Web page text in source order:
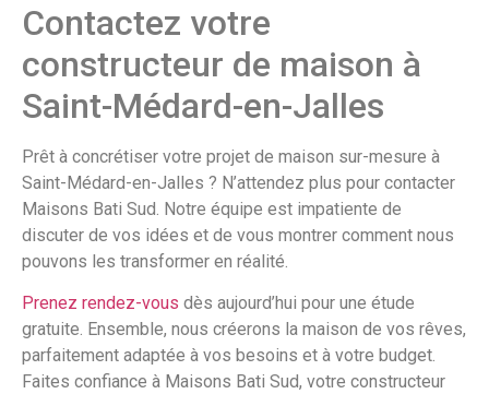
Contactez votre
constructeur de maison à
Saint-Médard-en-Jalles
Prêt à concrétiser votre projet de maison sur-mesure à
Saint-Médard-en-Jalles ? N’attendez plus pour contacter
Maisons Bati Sud. Notre équipe est impatiente de
discuter de vos idées et de vous montrer comment nous
pouvons les transformer en réalité.
Prenez rendez-vous dès aujourd’hui pour une étude
gratuite. Ensemble, nous créerons la maison de vos rêves,
parfaitement adaptée à vos besoins et à votre budget.
Faites confiance à Maisons Bati Sud, votre constructeur